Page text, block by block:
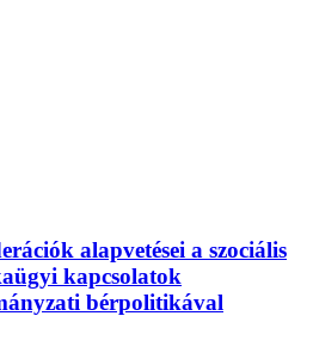
alapvetései a szociális
kapcsolatok
bérpolitikával